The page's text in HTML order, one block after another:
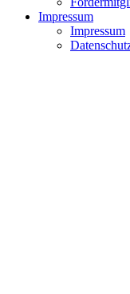
Impressum
Impressum